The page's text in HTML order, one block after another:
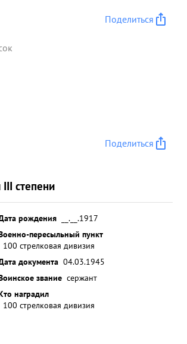
Поделиться
Поделиться
степени
рождения
__.__.1917
пересыльный пункт
100 стрелковая дивизия
документа 04.03.1945
звание сержант
наградил
100 стрелковая дивизия